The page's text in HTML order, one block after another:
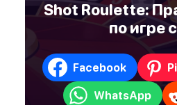
Shot Roulette:
по игре
Facebook
WhatsApp